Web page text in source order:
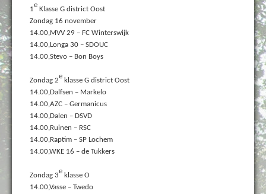
1e Klasse G district Oost
Zondag 16 november
14.00,MVV 29 – FC Winterswijk
14.00,Longa 30 – SDOUC
14.00,Stevo – Bon Boys
Zondag 2e klasse G district Oost
14.00,Dalfsen – Markelo
14.00,AZC – Germanicus
14.00,Dalen – DSVD
14.00,Ruinen – RSC
14.00,Raptim – SP Lochem
14.00,WKE 16 – de Tukkers
Zondag 3e klasse O
14.00,Vasse – Twedo